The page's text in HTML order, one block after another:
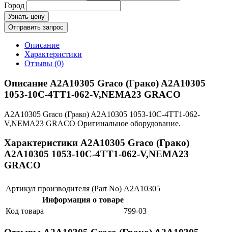
Город
Узнать цену
Отправить запрос
Описание
Характеристики
Отзывы (0)
Описание A2A10305 Graco (Грако) A2A10305
1053-10C-4TT1-062-V,NEMA23 GRACO
A2A10305 Graco (Грако) A2A10305 1053-10C-4TT1-062-
V,NEMA23 GRACO Оригинальное оборудование.
Характеристики A2A10305 Graco (Грако)
A2A10305 1053-10C-4TT1-062-V,NEMA23
GRACO
Артикул производителя (Part No) A2A10305
Информация о товаре
Код товара
799-03